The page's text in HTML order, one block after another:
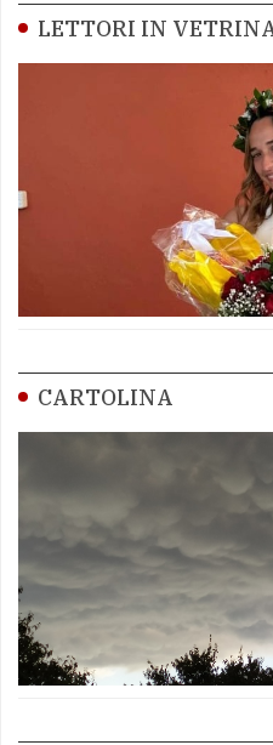
LETTORI IN
CARTOLINA